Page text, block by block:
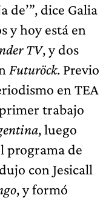
de’”, dice Galia
y hoy está en
TV, y dos
Futuröck. Previo
en TEA
trabajo
, luego
programa de
con Jesicall
, y formó